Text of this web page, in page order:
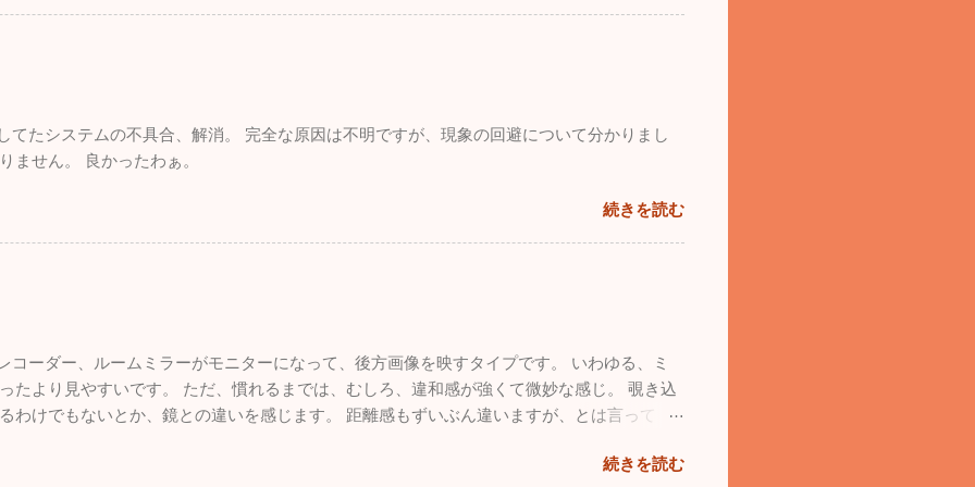
てたシステムの不具合、解消。 完全な原因は不明ですが、現象の回避について分かりまし
ません。 良かったわぁ。
続きを読む
ーダー、ルームミラーがモニターになって、後方画像を映すタイプです。 いわゆる、ミ
たより見やすいです。 ただ、慣れるまでは、むしろ、違和感が強くて微妙な感じ。 覗き込
わけでもないとか、鏡との違いを感じます。 距離感もずいぶん違いますが、とは言って
続きを読む